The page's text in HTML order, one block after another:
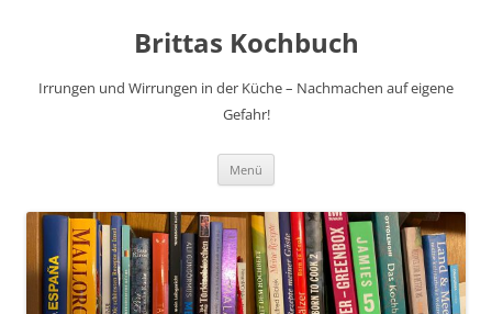
Brittas Kochbuch
Irrungen und Wirrungen in der Küche – Nachmachen auf eigene
Gefahr!
Menü